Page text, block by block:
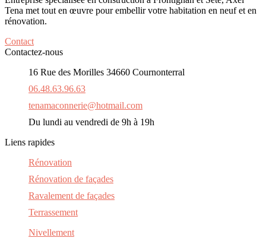
Tena met tout en œuvre pour embellir votre habitation en neuf et en
rénovation.
Contact
Contactez-nous
16 Rue des Morilles 34660 Cournonterral
06.48.63.96.63
tenamaconnerie@hotmail.com
Du lundi au vendredi de 9h à 19h
Liens rapides
Rénovation
Rénovation de façades
Ravalement de façades
Terrassement
Nivellement